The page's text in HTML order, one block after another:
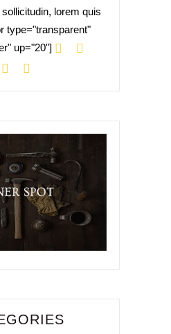
lorem quis
type="transparent"
up="20"]